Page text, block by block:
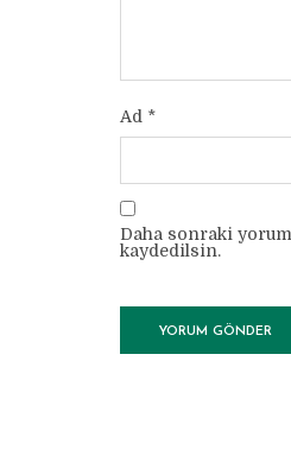
Ad *
Daha sonraki
kaydedilsin.